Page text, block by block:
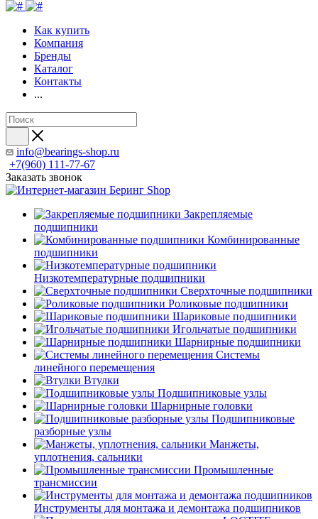
Как купить
Компания
Бренды
Каталог
Контакты
...
info@bearings-shop.ru
+7(960) 111-77-67
Заказать звонок
Закрепляемые
подшипники
Комбинированные
подшипники
Низкотемпературные подшипники
Сверхточные подшипники
Роликовые подшипники
Шариковые подшипники
Игольчатые подшипники
Шарнирные подшипники
Системы
линейного перемещения
Втулки
Подшипниковые узлы
Шарнирные головки
Подшипниковые
разборные узлы
Манжеты,
уплотнения, сальники
Промышленные
трансмиссии
Инструменты для монтажа и демонтажа подшипников